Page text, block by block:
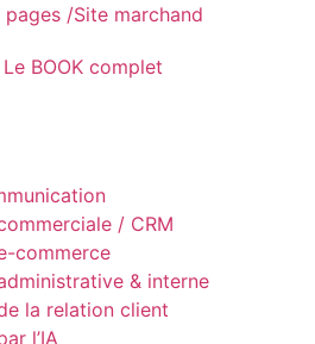
pages /Site marchand
Le BOOK complet
/ CRM
commerce
& interne
la relation client
l’IA